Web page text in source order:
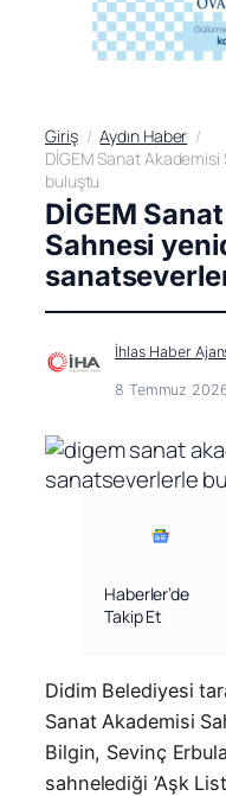
Giriş
Aydın Haber
DİGEM Sanat
buluştu
DİGEM
Sahnesi
İhlas Haber
8 Temmuz
Haberler’de
Takip Et
Didim Belediyesi
Sanat Akademisi
Bilgin, Sevinç
sahnelediği ’Aşk